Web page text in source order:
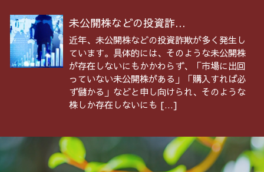
未公開株などの投資詐...
近年、未公開株などの投資詐欺が多く発生し
ています。具体的には、そのような未公開株
が存在しないにもかかわらず、「市場に出回
っていない未公開株がある」「購入すれば必
ず儲かる」などと申し向けられ、そのような
株しか存在しないにも […]